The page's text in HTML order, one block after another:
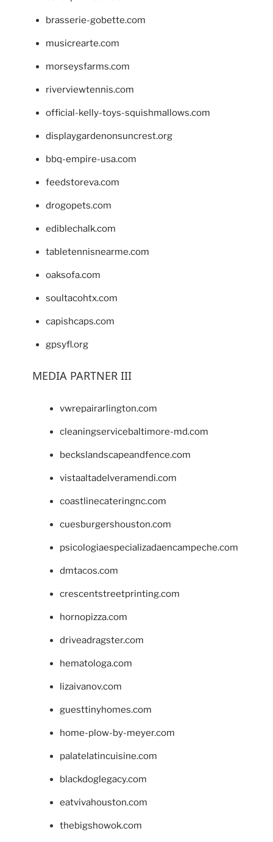
brasserie-gobette.com
musicrearte.com
morseysfarms.com
riverviewtennis.com
official-kelly-toys-squishmallows.com
displaygardenonsuncrest.org
bbq-empire-usa.com
feedstoreva.com
drogopets.com
ediblechalk.com
tabletennisnearme.com
oaksofa.com
soultacohtx.com
capishcaps.com
gpsyfl.org
MEDIA PARTNER III
vwrepairarlington.com
cleaningservicebaltimore-md.com
beckslandscapeandfence.com
vistaaltadelveramendi.com
coastlinecateringnc.com
cuesburgershouston.com
psicologiaespecializadaencampeche.com
dmtacos.com
crescentstreetprinting.com
hornopizza.com
driveadragster.com
hematologa.com
lizaivanov.com
guesttinyhomes.com
home-plow-by-meyer.com
palatelatincuisine.com
blackdoglegacy.com
eatvivahouston.com
thebigshowok.com